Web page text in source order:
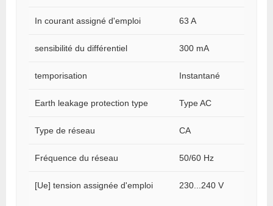
In courant assigné d'emploi 63 A
sensibilité du différentiel 300 mA
temporisation Instantané
Earth leakage protection type Type AC
Type de réseau CA
Fréquence du réseau 50/60 Hz
[Ue] tension assignée d'emploi 230...240 V